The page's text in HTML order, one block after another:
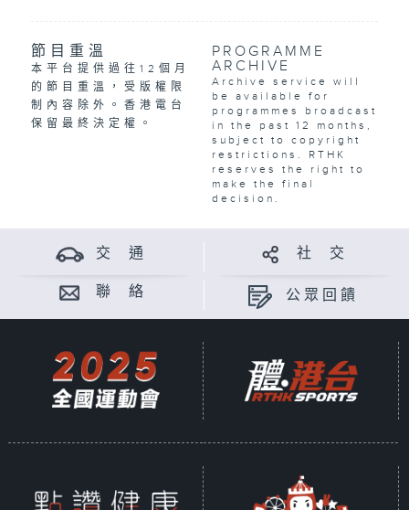
節目重溫
本平台提供過往12個月
的節目重溫，受版權限
制內容除外。香港電台
保留最終決定權。
PROGRAMME
ARCHIVE
Archive service will
be available for
programmes broadcast
in the past 12 months,
subject to copyright
restrictions. RTHK
reserves the right to
make the final
decision.
交 通 社 交
聯 絡 公眾回饋